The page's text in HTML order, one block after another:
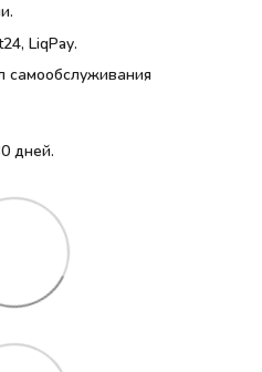
LiqPay.
самообслуживания
дней.